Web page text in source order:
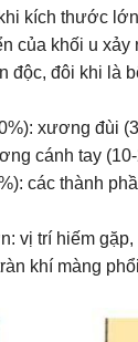
kích thước
của khối u xảy
độc, đôi khi là
xương đùi
cánh tay
các thành
vị trí hiếm gặp,
khí màng